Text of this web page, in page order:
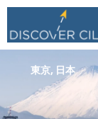
東京, 日本